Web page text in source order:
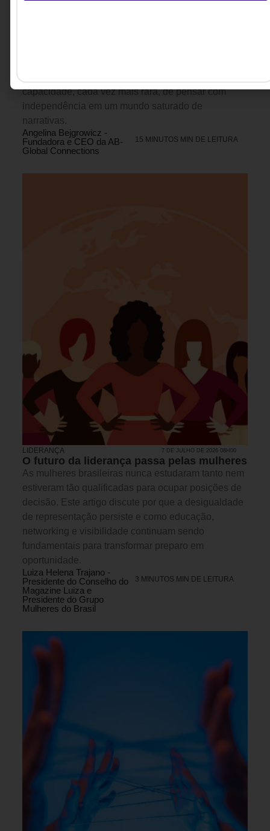
capacidade, cada vez mais rara, de pensar com
independência em um mundo saturado de
narrativas.
Angelina Bejgrowicz -
Fundadora e CEO da AB-
Global Connections
15 MINUTOS MIN DE LEITURA
LIDERANÇA 7 DE JULHO DE 2026 08H00
O futuro da liderança passa pelas mulheres
As mulheres brasileiras nunca estudaram tanto nem
estiveram tão qualificadas para ocupar posições de
decisão. Este artigo discute por que a desigualdade
de representação persiste e como educação,
networking e visibilidade continuam sendo
fundamentais para transformar preparo em
oportunidade.
Luiza Helena Trajano -
Presidente do Conselho do
Magazine Luiza e
Presidente do Grupo
Mulheres do Brasil
3 MINUTOS MIN DE LEITURA